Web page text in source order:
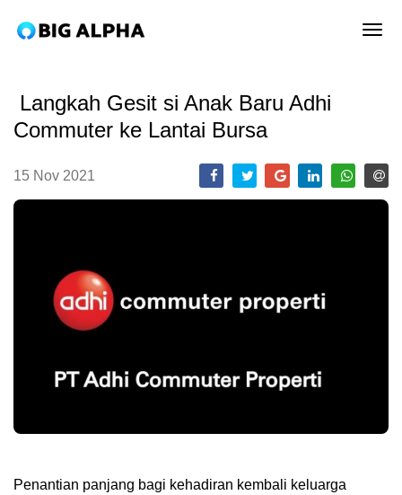
Langkah Gesit si Anak Baru Adhi
Commuter ke Lantai Bursa
15 Nov 2021
Penantian panjang bagi kehadiran kembali keluarga